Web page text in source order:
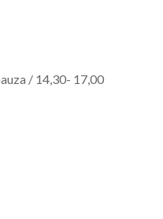
/ 14,30- 17,00